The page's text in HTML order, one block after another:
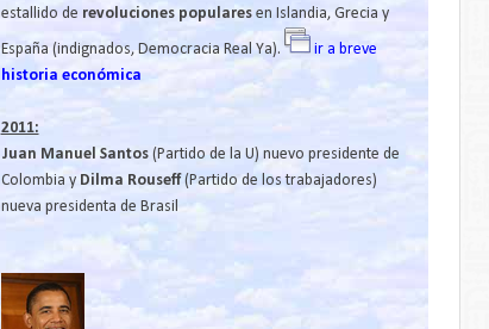
estallido de revoluciones populares en Islandia, Grecia y
España (indignados, Democracia Real Ya).
ir a breve
historia económica
2011:
Juan Manuel Santos(Partido de la U) nuevo presidente de
Colombia y Dilma Rouseff(Partido de los trabajadores)
nueva presidenta de Brasil